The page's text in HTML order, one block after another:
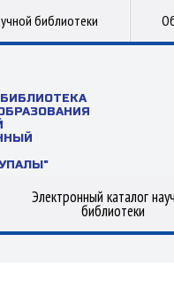
библиотеки
Электронный каталог
библиотеки